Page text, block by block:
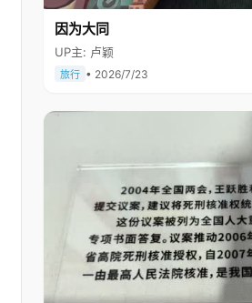
因为大同
UP主: 卢颖
旅行 • 2026/7/23